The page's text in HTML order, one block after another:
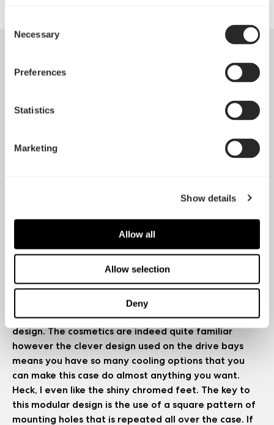
Selection
Necessary
Preferences
Statistics
Marketing
Show details
Allow all
Allow selection
Deny
"There's also of course the argument of “if it ain't
broke, don't fix it”, and given the success of the
summary, the Define R5 is reliably good, and that's
gunning for low noise and minimalist looks"
Bit-Tech
Read the full review
"Starting from a position that the R5 looked like a
refreshed R4, I came to be won over by this new
design. The cosmetics are indeed quite familiar
however the clever design used on the drive bays
means you have so many cooling options that you
can make this case do almost anything you want.
Heck, I even like the shiny chromed feet. The key to
this modular design is the use of a square pattern of
mounting holes that is repeated all over the case. If